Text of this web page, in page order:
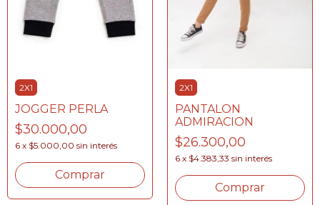
2X1
JOGGER PERLA
$30.000,00
6 x $5.000,00 sin interés
Comprar
2X1
PANTALON
ADMIRACION
$26.300,00
6 x $4.383,33 sin interés
Comprar